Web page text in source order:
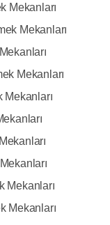
Mekanları
Mekanları
Mekanları
Mekanları
Mekanları
Mekanları